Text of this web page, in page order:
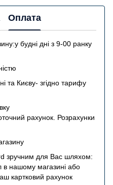
Оплата
будні дні з 9-00 ранку
та Києву- згідно тарифу
рахунок. Розрахунки
зручним для Вас шляхом:
в нашому магазині або
картковий рахунок